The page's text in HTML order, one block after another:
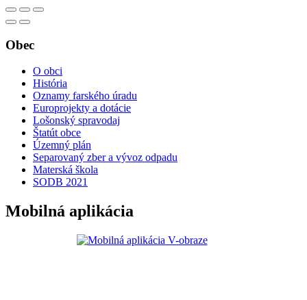
Obec
O obci
História
Oznamy farského úradu
Europrojekty a dotácie
Lošonský spravodaj
Štatút obce
Územný plán
Separovaný zber a vývoz odpadu
Materská škola
SODB 2021
Mobilná aplikácia